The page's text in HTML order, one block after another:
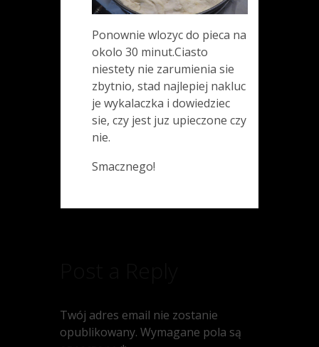
Ponownie wlozyc do pieca na
okolo 30 minut.Ciasto
niestety nie zarumienia sie
zbytnio, stad najlepiej nakluc
je wykalaczka i dowiedziec
sie, czy jest juz upieczone czy
nie.
Smacznego!
Twój adres email nie zostanie
opublikowany. Wymagane pola są